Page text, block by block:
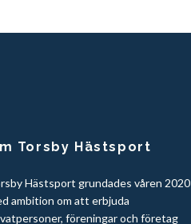
Torsby Hästsport
Hästsport grundades våren 2020
ambition om att erbjuda
föreningar och företag